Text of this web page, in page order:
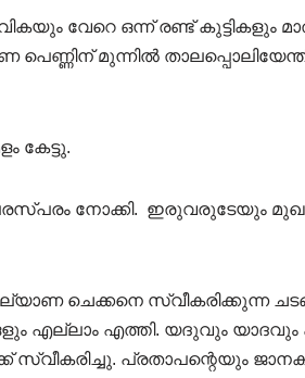
വേറെ ഒന്ന് രണ്ട് കുട്ടികളും
മുന്നിൽ താലപ്പൊലിയേന്തി
കേട്ടു.
നോക്കി. ഇരുവരുടേയും
ചെക്കനെ സ്വീകരിക്കുന്ന
എല്ലാം എത്തി. യദുവും യാദവും
പ്രതാപന്റെയും